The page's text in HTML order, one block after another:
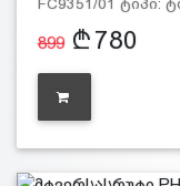
FC9351/01 ტიპი:
899 780